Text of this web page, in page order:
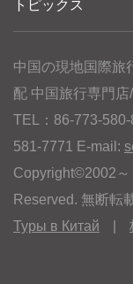
トピックス
中国の現地国際旅
配 中国旅行専門
TEL：86-773-
581-7771 E-mail:
Copyright©2002
Reserved. 無断転
Туры в Китай